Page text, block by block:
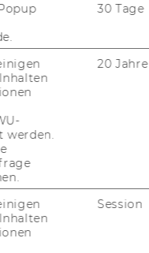
skills combined
which is
of R.
30 Tage
werden.
20 Jahre
Session